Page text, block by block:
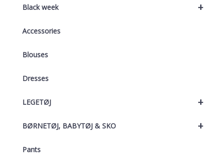
+
Black week
Accessories
Blouses
Dresses
+
LEGETØJ
+
BØRNETØJ, BABYTØJ & SKO
Pants